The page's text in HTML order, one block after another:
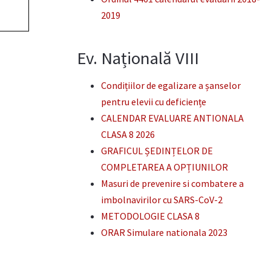
2019
Ev. Națională VIII
Condițiilor de egalizare a șanselor
pentru elevii cu deficiențe
CALENDAR EVALUARE ANTIONALA
CLASA 8 2026
GRAFICUL ȘEDINȚELOR DE
COMPLETAREA A OPȚIUNILOR
Masuri de prevenire si combatere a
imbolnavirilor cu SARS-CoV-2
METODOLOGIE CLASA 8
ORAR Simulare nationala 2023